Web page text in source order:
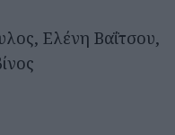
Ελένη Βαΐτσου,